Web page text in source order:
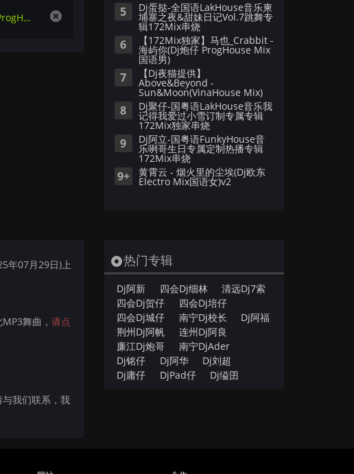
226584 【172Mix独家】王艳薇 - 离开我的依赖(Dj菜仔&Dj富妹 ProgHouse Mix国语女) 5 Dj蛋挞-全国语LakHouse音乐柬
埔寨之夜&甜妹日记Vol.7跳舞专
辑172Mix串烧
6 【172Mix独家】马也_Crabbit -
海屿你(Dj炮仔 ProgHouse Mix
国语男)
7 【Dj夜猫提供】
Above&Beyond -
Sun&Moon(VinaHouse Mix)
8 Dj聚仔-国粤语LakHouse音乐我
记得我爱过小雪订制专属专辑
172Mix独家串烧
9 Dj阿立-国粤语FunkyHouse音
乐咧哥生日专属定制热播专辑
172Mix串烧
9+ 黄霄云 - 烟火里的尘埃(Dj欧东
Electro Mix国语女)v2
年07月29日)上
舞曲， 请点
我们联系，我
热门专辑
Dj阿新 四会Dj细林
清远Dj7索
四会Dj贺仔
四会Dj培仔
四会Dj城仔
南宁Dj校长
Dj阿福
荆州Dj阿帆
连州Dj阿良
廉江Dj炮哥
南宁DjAder
Dj铭仔
Dj阿华
Dj刘超
Dj庸仔
DjPad仔 Dj缢囝